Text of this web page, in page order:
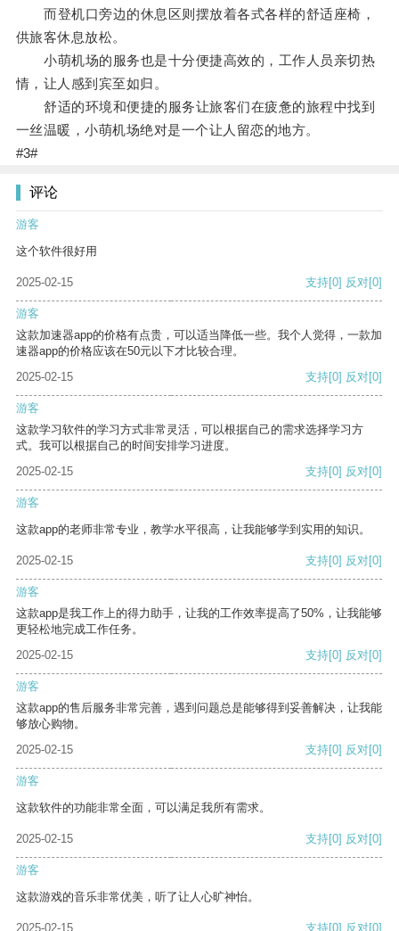
而登机口旁边的休息区则摆放着各式各样的舒适座椅，
供旅客休息放松。
小萌机场的服务也是十分便捷高效的，工作人员亲切热
情，让人感到宾至如归。
舒适的环境和便捷的服务让旅客们在疲惫的旅程中找到
一丝温暖，小萌机场绝对是一个让人留恋的地方。
#3#
评论
游客
这个软件很好用
2025-02-15 支持[0] 反对[0]
游客
这款加速器app的价格有点贵，可以适当降低一些。我个人觉得，一款加
速器app的价格应该在50元以下才比较合理。
2025-02-15
支持[0] 反对[0]
游客
这款学习软件的学习方式非常灵活，可以根据自己的需求选择学习方
式。我可以根据自己的时间安排学习进度。
2025-02-15
支持[0] 反对[0]
游客
这款app的老师非常专业，教学水平很高，让我能够学到实用的知识。
2025-02-15 支持[0] 反对[0]
游客
这款app是我工作上的得力助手，让我的工作效率提高了50%，让我能够
更轻松地完成工作任务。
2025-02-15
支持[0] 反对[0]
游客
这款app的售后服务非常完善，遇到问题总是能够得到妥善解决，让我能
够放心购物。
2025-02-15
支持[0] 反对[0]
游客
这款软件的功能非常全面，可以满足我所有需求。
2025-02-15 支持[0] 反对[0]
游客
这款游戏的音乐非常优美，听了让人心旷神怡。
2025-02-15 支持[0] 反对[0]